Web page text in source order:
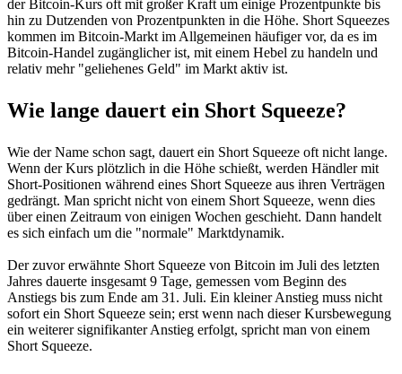
der Bitcoin-Kurs oft mit großer Kraft um einige Prozentpunkte bis
hin zu Dutzenden von Prozentpunkten in die Höhe. Short Squeezes
kommen im Bitcoin-Markt im Allgemeinen häufiger vor, da es im
Bitcoin-Handel zugänglicher ist, mit einem Hebel zu handeln und
relativ mehr "geliehenes Geld" im Markt aktiv ist.
Wie lange dauert ein Short Squeeze?
Wie der Name schon sagt, dauert ein Short Squeeze oft nicht lange.
Wenn der Kurs plötzlich in die Höhe schießt, werden Händler mit
Short-Positionen während eines Short Squeeze aus ihren Verträgen
gedrängt. Man spricht nicht von einem Short Squeeze, wenn dies
über einen Zeitraum von einigen Wochen geschieht. Dann handelt
es sich einfach um die "normale" Marktdynamik.
Der zuvor erwähnte Short Squeeze von Bitcoin im Juli des letzten
Jahres dauerte insgesamt 9 Tage, gemessen vom Beginn des
Anstiegs bis zum Ende am 31. Juli. Ein kleiner Anstieg muss nicht
sofort ein Short Squeeze sein; erst wenn nach dieser Kursbewegung
ein weiterer signifikanter Anstieg erfolgt, spricht man von einem
Short Squeeze.